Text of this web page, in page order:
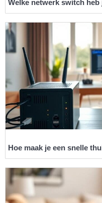
Welke netwerk switch heb
Hoe maak je een snelle